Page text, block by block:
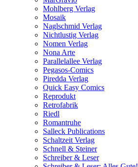
Mohlberg Verlag
Mosaik
Naglschmid Verlag
Nichtlustig Verlag
Nomen Verlag
Nona Arte
Parallelallee Verlag
Pegasos-Comics
Piredda Verlag
Quick Easy Comics
Reprodukt
Retrofabrik
Riedl
Romantruhe
Salleck Publications
Schaltzeit Verlag
Schnell & Steiner
Schreiber & Leser